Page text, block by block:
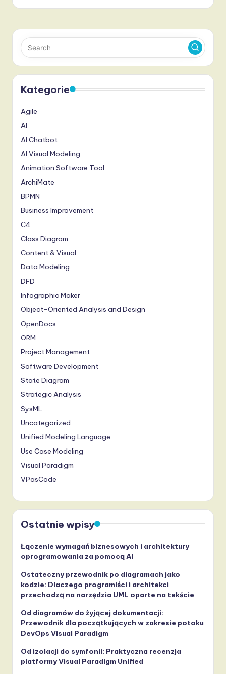
Kategorie
Agile
AI
AI Chatbot
AI Visual Modeling
Animation Software Tool
ArchiMate
BPMN
Business Improvement
C4
Class Diagram
Content & Visual
Data Modeling
DFD
Infographic Maker
Object-Oriented Analysis and Design
OpenDocs
ORM
Project Management
Software Development
State Diagram
Strategic Analysis
SysML
Uncategorized
Unified Modeling Language
Use Case Modeling
Visual Paradigm
VPasCode
Ostatnie wpisy
Łączenie wymagań biznesowych i architektury
oprogramowania za pomocą AI
Ostateczny przewodnik po diagramach jako
kodzie: Dlaczego programiści i architekci
przechodzą na narzędzia UML oparte na tekście
Od diagramów do żyjącej dokumentacji:
Przewodnik dla początkujących w zakresie potoku
DevOps Visual Paradigm
Od izolacji do symfonii: Praktyczna recenzja
platformy Visual Paradigm Unified